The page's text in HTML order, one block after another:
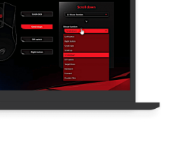
Repülőtér Interaktív
Integráció